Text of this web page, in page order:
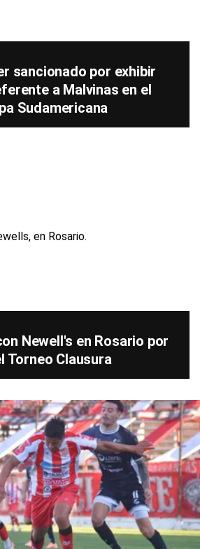
sancionado por exhibir
a Malvinas en el
Sudamericana
Newell's en Rosario por
Torneo Clausura